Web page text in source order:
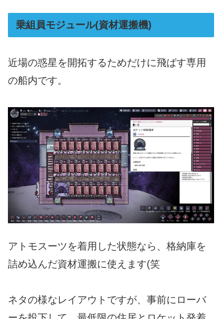
乗組員モジュール(資材運搬機)
近場の惑星を開拓するためだけに飛ばす専用
の船内です。
アトモスーツを着用した状態なら、格納庫を
詰め込んだ資材運搬に使えます(笑
ネタの様なレイアウトですが、事前にローバ